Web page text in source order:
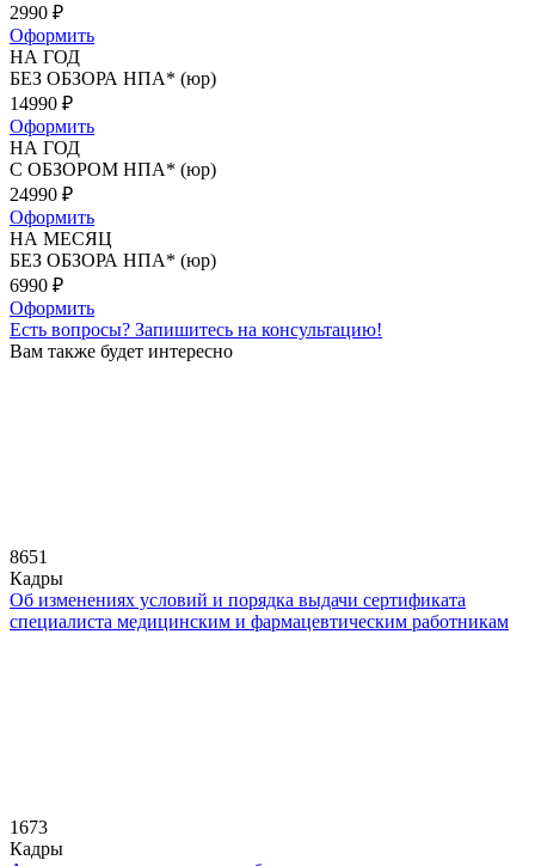
2990 ₽
Оформить
НА ГОД
БЕЗ ОБЗОРА НПА* (юр)
14990 ₽
Оформить
НА ГОД
С ОБЗОРОМ НПА* (юр)
24990 ₽
Оформить
НА МЕСЯЦ
БЕЗ ОБЗОРА НПА* (юр)
6990 ₽
Оформить
Есть вопросы? Запишитесь на консультацию!
Вам также будет интересно
8651
Кадры
Об изменениях условий и порядка выдачи сертификата
специалиста медицинским и фармацевтическим работникам
1673
Кадры